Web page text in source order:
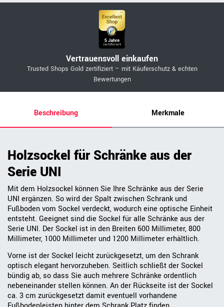
Vertrauensvoll einkaufen
Trusted Shops Gold zertifiziert – mit Käuferschutz & echten
Bewertungen
Beschreibung Merkmale
Holzsockel für Schränke aus der
Serie UNI
Mit dem Holzsockel können Sie Ihre Schränke aus der Serie
UNI ergänzen. So wird der Spalt zwischen Schrank und
Fußboden vom Sockel verdeckt, wodurch eine optische Einheit
entsteht. Geeignet sind die Sockel für alle Schränke aus der
Serie UNI. Der Sockel ist in den Breiten 600 Millimeter, 800
Millimeter, 1000 Millimeter und 1200 Millimeter erhältlich.
Vorne ist der Sockel leicht zurückgesetzt, um den Schrank
optisch elegant hervorzuheben. Seitlich schließt der Sockel
bündig ab, so dass Sie auch mehrere Schränke ordentlich
nebeneinander stellen können. An der Rückseite ist der Sockel
ca. 3 cm zurückgesetzt damit eventuell vorhandene